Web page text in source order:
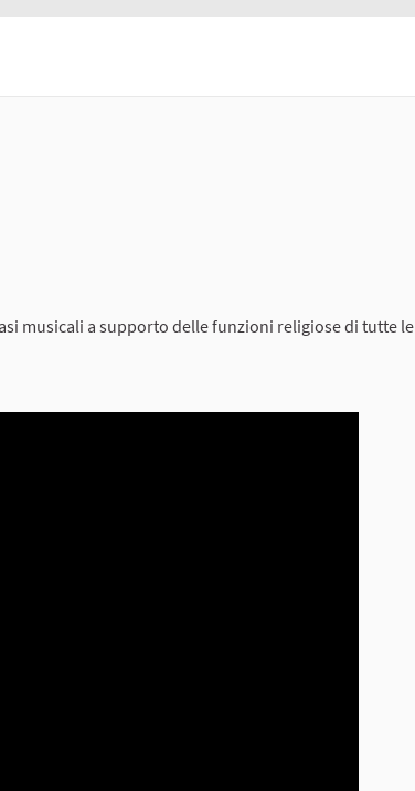
musicali a supporto delle funzioni religiose di tutte le